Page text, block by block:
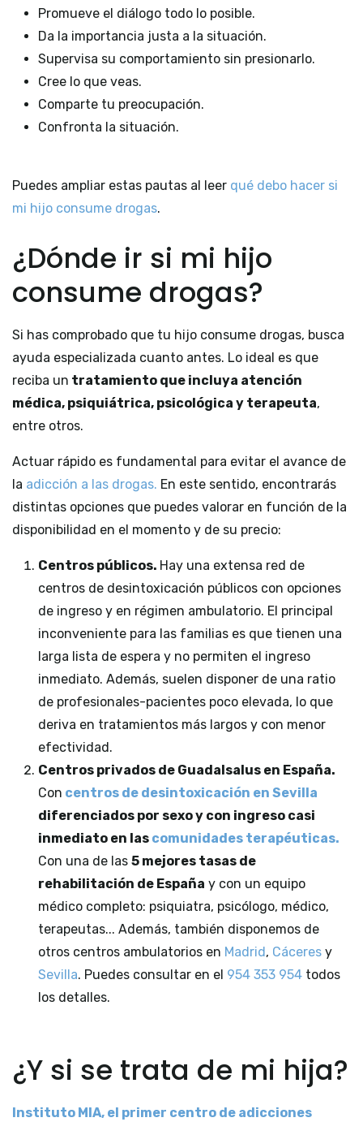
Promueve el diálogo todo lo posible.
Da la importancia justa a la situación.
Supervisa su comportamiento sin presionarlo.
Cree lo que veas.
Comparte tu preocupación.
Confronta la situación.
Puedes ampliar estas pautas al leer qué debo hacer si
mi hijo consume drogas.
¿Dónde ir si mi hijo
consume drogas?
Si has comprobado que tu hijo consume drogas, busca
ayuda especializada cuanto antes. Lo ideal es que
reciba un tratamiento que incluya atención
médica, psiquiátrica, psicológica y terapeuta,
entre otros.
Actuar rápido es fundamental para evitar el avance de
la adicción a las drogas. En este sentido, encontrarás
distintas opciones que puedes valorar en función de la
disponibilidad en el momento y de su precio:
Centros públicos. Hay una extensa red de
centros de desintoxicación públicos con opciones
de ingreso y en régimen ambulatorio. El principal
inconveniente para las familias es que tienen una
larga lista de espera y no permiten el ingreso
inmediato. Además, suelen disponer de una ratio
de profesionales-pacientes poco elevada, lo que
deriva en tratamientos más largos y con menor
efectividad.
Centros privados de Guadalsalus en España.
Con centros de desintoxicación en Sevilla
diferenciados por sexo y con ingreso casi
inmediato en las comunidades terapéuticas.
Con una de las 5 mejores tasas de
rehabilitación de España y con un equipo
médico completo: psiquiatra, psicólogo, médico,
terapeutas... Además, también disponemos de
otros centros ambulatorios en Madrid, Cáceres y
Sevilla. Puedes consultar en el 954 353 954 todos
los detalles.
¿Y si se trata de mi hija?
Instituto MIA, el primer centro de adicciones